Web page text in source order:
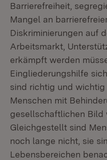
Barrierefreiheit,
Mangel an
Diskriminierungen auf
Arbeitsmarkt,
erkämpft werden
Eingliederungshilfe
sind richtig und
Menschen mit
gesellschaftlichen Bild
Gleichgestellt sind
noch lange nicht, sie
Lebensbereichen